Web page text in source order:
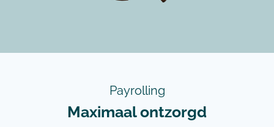
Payrolling
Maximaal ontzorgd